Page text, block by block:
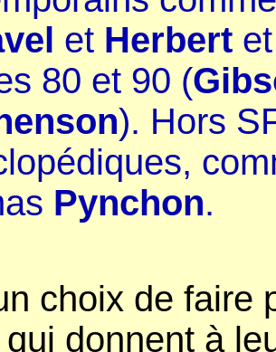
et Herbert
80 et 90 (
). Hors
Pynchon.
choix de faire
donnent à